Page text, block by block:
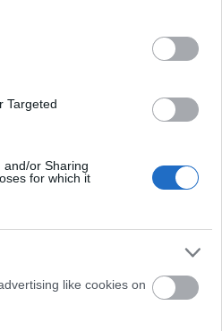
Targeted
and/or Sharing
for which it
like cookies on
Válasz erre